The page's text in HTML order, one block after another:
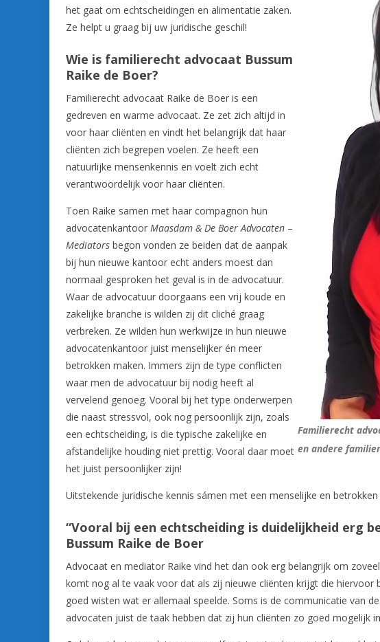
Familierecht
en andere
het gaat om echtscheidingen en alimentatie zaken.
Ze helpt u graag bij uw juridische geschil!
Wie is familierecht advocaat Bussum
Raike de Boer?
Familierecht advocaat Raike de Boer is een
gedreven en warme advocaat. Ze zet zich altijd in
voor haar cliënten en vindt het belangrijk dat haar
cliënten zich begrepen voelen. Ze heeft een
natuurlijke mensenkennis en voelt zich echt
verantwoordelijk voor haar cliënten.
Toen Raike samen met haar compagnon hun
advocatenkantoor Maasdam & De Boer Advocaten –
Mediators begon vonden ze beiden dat de aanpak
bij hun nieuwe kantoor echt anders moest dan
normaal gesproken het geval is in de advocatuur.
Waar de advocatuur doorgaans een vrij koude en
zakelijke branche is wilden zij dit cliché graag
verbreken. Ze wilden hun werkwijze in hun nieuwe
advocatenkantoor juist menselijker én meer
betrokken maken. Immers zijn de type conflicten
waar men de advocatuur bij nodig heeft al
vervelend genoeg. Vooral bij het type onderwerpen
die naast stressvol, ook nog persoonlijk zijn, zoals
een echtscheiding, is die typische zakelijke en
afstandelijke houding niet prettig. Vooral daar moet
het juist persoonlijker zijn!
Uitstekende juridische kennis sámen met een menselijke en betrokken
“Vooral bij een echtscheiding is duidelijkheid erg
Bussum Raike de Boer
Advocaat en mediator Raike vind het dan ook erg belangrijk om
komt nog al te vaak voor dat als zij nieuwe cliënten krijgt die
goed wisten wat er allemaal speelde. Soms is de communicatie van
advocaten juist de taak hebben dat zij hun cliënten zo goed mogelijk